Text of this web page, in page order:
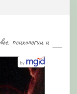
психологии и